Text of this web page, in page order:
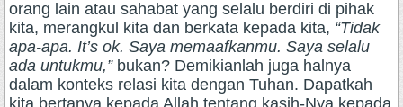
orang lain atau sahabat yang selalu berdiri di pihak
kita, merangkul kita dan berkata kepada kita, “Tidak
apa-apa. It’s ok. Saya memaafkanmu. Saya selalu
ada untukmu,”bukan? Demikianlah juga halnya
dalam konteks relasi kita dengan Tuhan. Dapatkah
kita bertanya kepada Allah tentang kasih-Nya kepada